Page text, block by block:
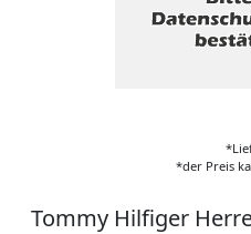
*der Preis
Tommy Hilfiger